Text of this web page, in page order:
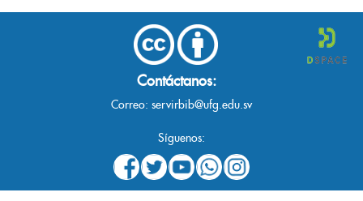
Contáctanos:
Correo: servirbib@ufg.edu.sv
Síguenos: